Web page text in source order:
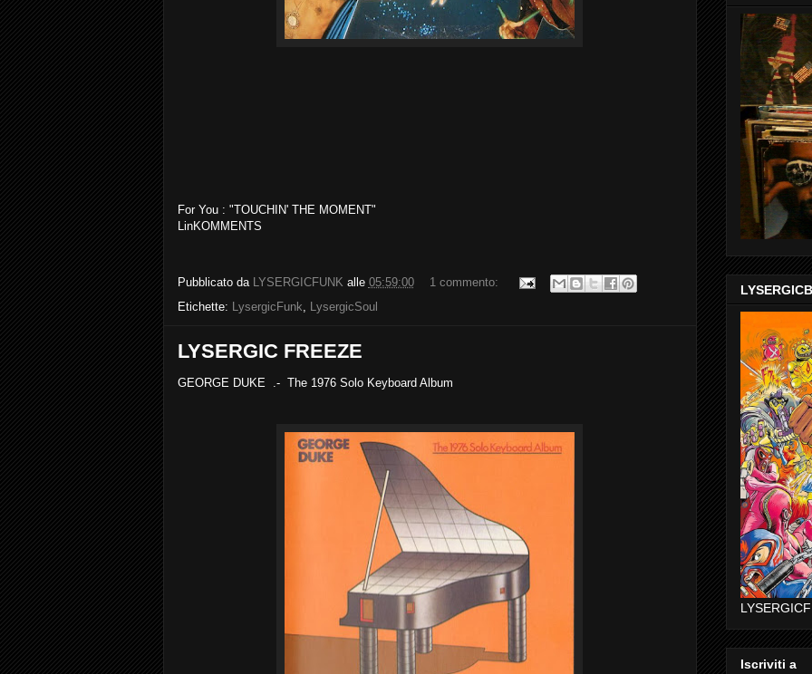
For You : "TOUCHIN' THE MOMENT"
LinKOMMENTS
Pubblicato da LYSERGICFUNK alle 05:59:00
1 commento:
Etichette: LysergicFunk, LysergicSoul
LYSERGIC FREEZE
GEORGE DUKE .- The 1976 Solo Keyboard Album
Iscriviti a